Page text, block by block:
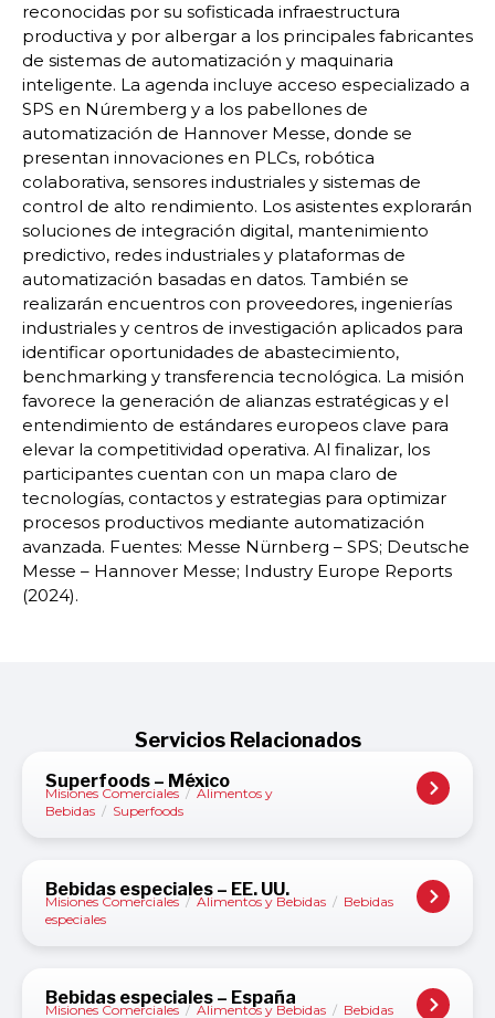
reconocidas por su sofisticada infraestructura
productiva y por albergar a los principales fabricantes
de sistemas de automatización y maquinaria
inteligente. La agenda incluye acceso especializado a
SPS en Núremberg y a los pabellones de
automatización de Hannover Messe, donde se
presentan innovaciones en PLCs, robótica
colaborativa, sensores industriales y sistemas de
control de alto rendimiento. Los asistentes explorarán
soluciones de integración digital, mantenimiento
predictivo, redes industriales y plataformas de
automatización basadas en datos. También se
realizarán encuentros con proveedores, ingenierías
industriales y centros de investigación aplicados para
identificar oportunidades de abastecimiento,
benchmarking y transferencia tecnológica. La misión
favorece la generación de alianzas estratégicas y el
entendimiento de estándares europeos clave para
elevar la competitividad operativa. Al finalizar, los
participantes cuentan con un mapa claro de
tecnologías, contactos y estrategias para optimizar
procesos productivos mediante automatización
avanzada. Fuentes: Messe Nürnberg – SPS; Deutsche
Messe – Hannover Messe; Industry Europe Reports
(2024).
Servicios Relacionados
Superfoods – México
Misiones Comerciales / Alimentos y
Bebidas / Superfoods
Bebidas especiales – EE. UU.
Misiones Comerciales / Alimentos y Bebidas / Bebidas
especiales
Bebidas especiales – España
Misiones Comerciales / Alimentos y Bebidas / Bebidas